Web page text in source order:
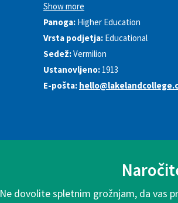
Show more
Panoga: Higher Education
Vrsta podjetja: Educational
Sedež:Vermilion
Ustanovljeno: 1913
E-pošta:
Ne dovolite spletnim grožnjam, da vas